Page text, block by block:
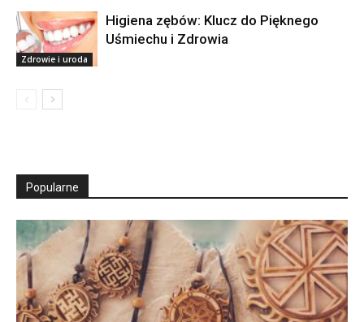
Zdrowie i uroda
Higiena zębów: Klucz do Pięknego
Uśmiechu i Zdrowia
Popularne